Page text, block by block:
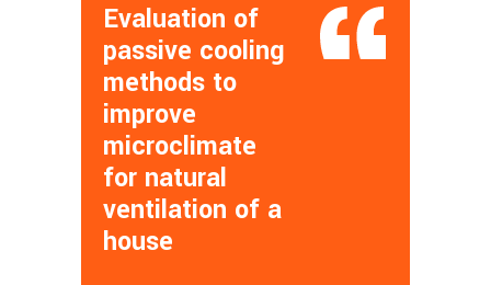
Evaluation of
passive cooling
methods to
improve
microclimate
for natural
ventilation of a
house